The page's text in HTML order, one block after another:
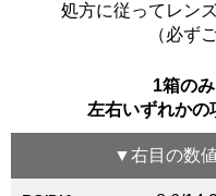
処方に従ってレン
（必ず
1箱の
左右いずれかの
▼右目 の数